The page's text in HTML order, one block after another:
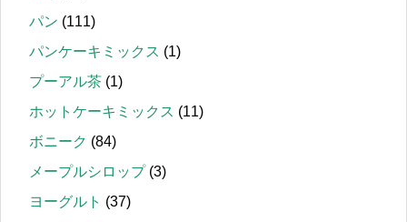
パン (111)
パンケーキミックス (1)
プーアル茶 (1)
ホットケーキミックス (11)
ボニーク (84)
メープルシロップ(3)
ヨーグルト (37)